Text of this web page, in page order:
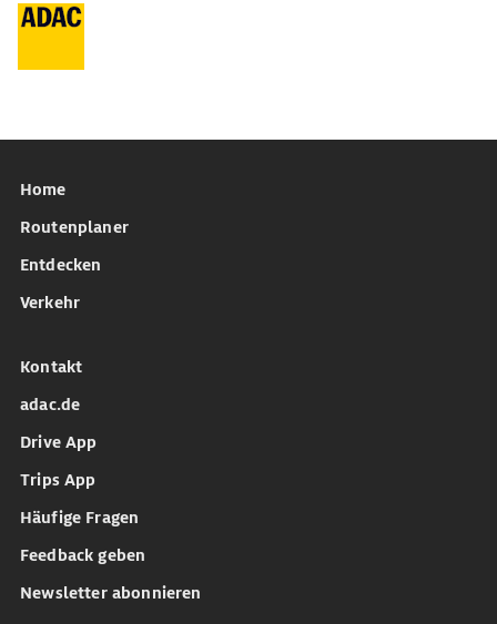
Home
Routenplaner
Entdecken
Verkehr
Kontakt
adac.de
Drive App
Trips App
Häufige Fragen
Feedback geben
Newsletter abonnieren